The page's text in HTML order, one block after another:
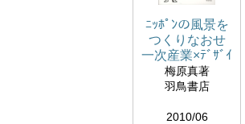
ﾆｯﾎﾟﾝの風景を
つくりなおせ
一次産業×ﾃﾞｻﾞｲ
ﾝ=風景
梅原真著
羽鳥書店
2010/06